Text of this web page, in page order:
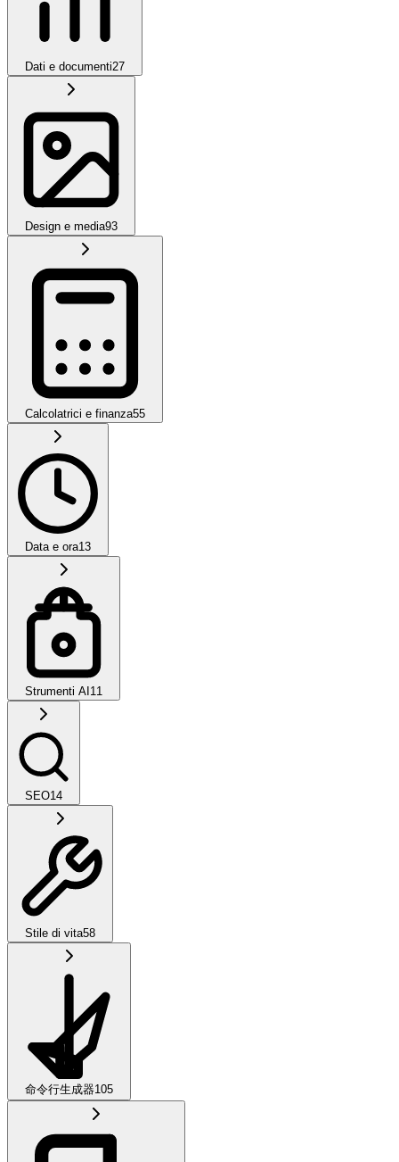
Dati e documenti27
Design e media93
Calcolatrici e finanza55
Data e ora13
Strumenti AI 11
SEO14
Stile di vita58
命令行生成器105